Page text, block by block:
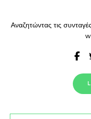
Αναζητώντας τις